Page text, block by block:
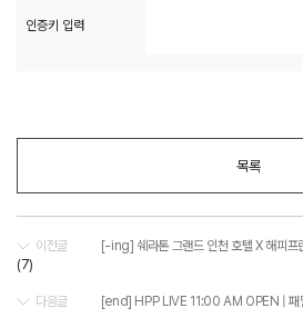
인증키 입력
목록
이전글
[-ing] 쉐라톤 그랜드 인천 호텔 X 해피프
(7)
다음글 [end] HPP LIVE 11:00 AM OPEN | 패